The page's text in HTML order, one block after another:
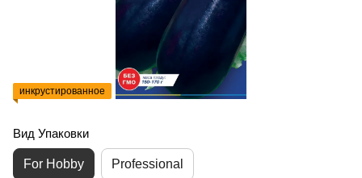
инкрустированное
Вид Упаковки
For Hobby Professional